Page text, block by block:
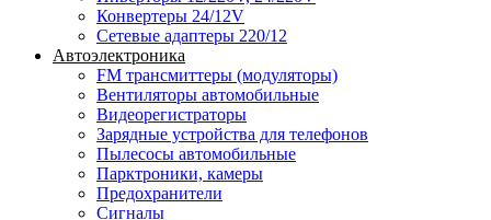
Конвертеры 24/12V
Сетевые адаптеры 220/12
Автоэлектроника
FM трансмиттеры (модуляторы)
Вентиляторы автомобильные
Видеорегистраторы
Зарядные устройства для телефонов
Пылесосы автомобильные
Парктроники, камеры
Предохранители
Сигналы